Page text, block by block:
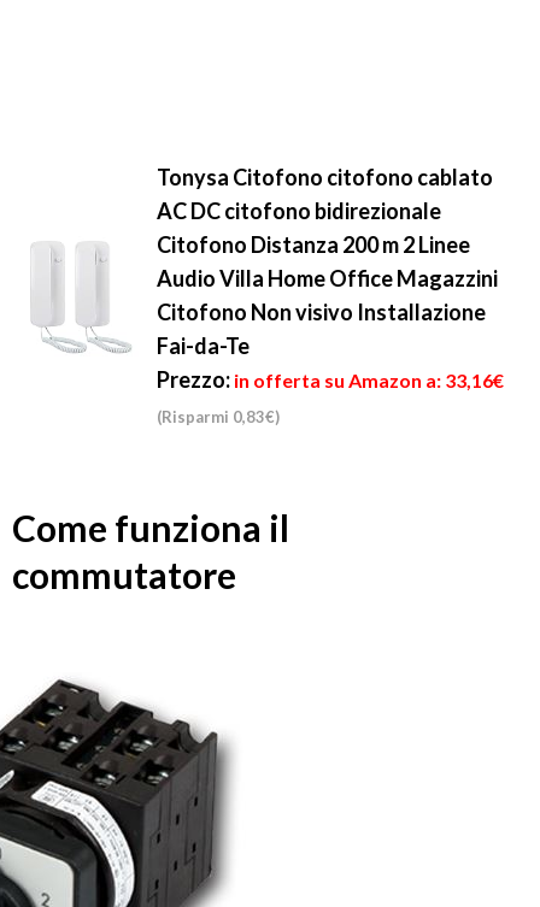
Tonysa Citofono citofono cablato
AC DC citofono bidirezionale
Citofono Distanza 200 m 2 Linee
Audio Villa Home Office Magazzini
Citofono Non visivo Installazione
Fai-da-Te
Prezzo: in offerta su Amazon a: 33,16€
(Risparmi 0,83€)
Come funziona il
commutatore